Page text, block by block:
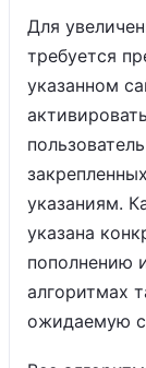
Для
требуется
указанном
указаниям.
указана
пополнению
алгоритмах
ожидаемую